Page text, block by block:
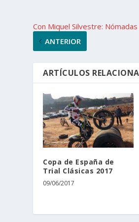
Con Miquel Silvestre:
ANTERIOR
ARTÍCULOS
Copa de España de
Trial Clásicas 2017
09/06/2017